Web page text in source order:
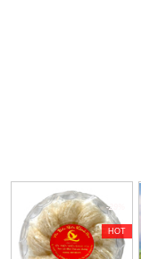
-29%
HOT